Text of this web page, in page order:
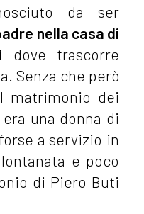
da ser
nella casa di
dove trascorre
Senza che però
matrimonio dei
una donna di
a servizio in
e poco
di Piero Buti